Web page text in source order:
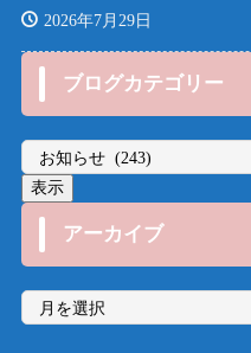
2026年7月29日
ブログカテゴリー
アーカイブ
ア
カ